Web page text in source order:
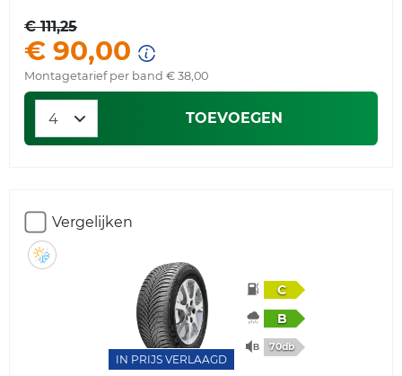
€ 111,25
€ 90,00
Montagetarief per band € 38,00
TOEVOEGEN
Vergelijken
IN PRIJS VERLAAGD
C
B
70db